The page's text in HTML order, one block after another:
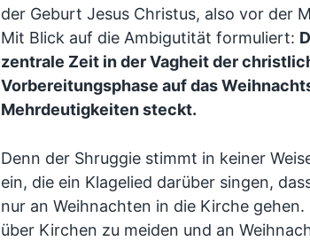
der Geburt Jesus Christus, also vor der
Mit Blick auf die Ambigutität formuliert:
zentrale Zeit in der Vagheit der
Vorbereitungsphase auf das
Mehrdeutigkeiten steckt.
Denn der Shruggie stimmt in keiner
ein, die ein Klagelied darüber singen,
nur an Weihnachten in die Kirche
über Kirchen zu meiden und an